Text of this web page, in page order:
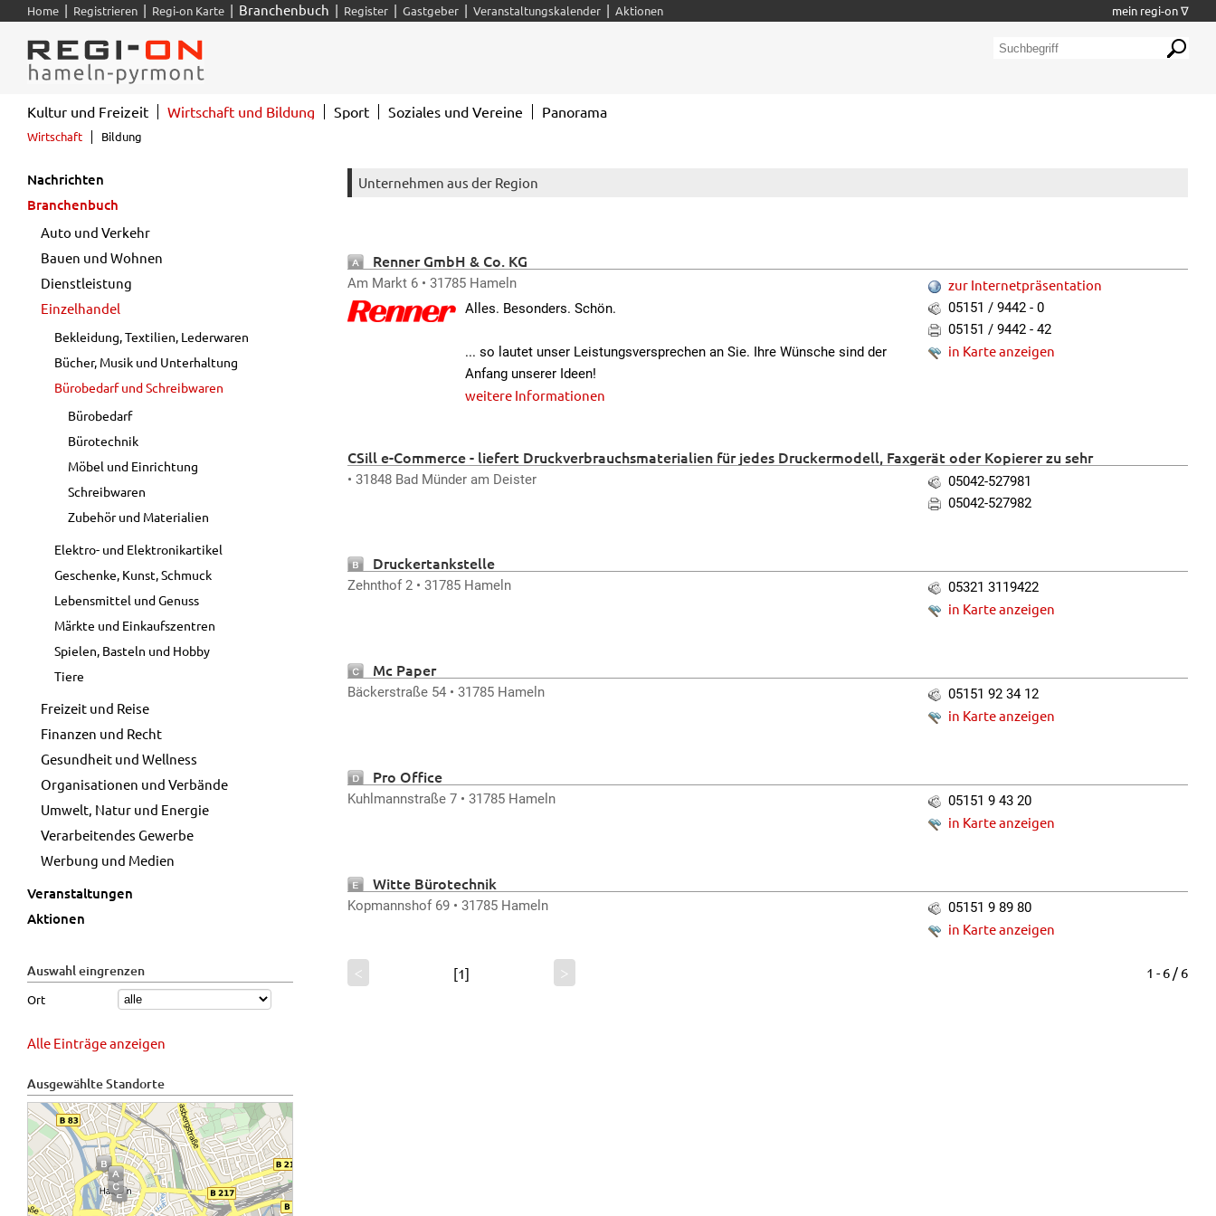
Nachrichten
Branchenbuch
Auto und Verkehr
Bauen und Wohnen
Dienstleistung
Einzelhandel
Bekleidung, Textilien, Lederwaren
Bücher, Musik und Unterhaltung
Bürobedarf und Schreibwaren
Bürobedarf
Bürotechnik
Möbel und Einrichtung
Schreibwaren
Zubehör und Materialien
Elektro- und Elektronikartikel
Geschenke, Kunst, Schmuck
Lebensmittel und Genuss
Märkte und Einkaufszentren
Spielen, Basteln und Hobby
Tiere
Freizeit und Reise
Finanzen und Recht
Gesundheit und Wellness
Organisationen und Verbände
Umwelt, Natur und Energie
Verarbeitendes Gewerbe
Werbung und Medien
Veranstaltungen
Aktionen
Auswahl eingrenzen
Ort
Alle Einträge anzeigen
Ausgewählte Standorte
Unternehmen aus der Region
Renner GmbH & Co. KG
Am Markt 6 • 31785 Hameln
Alles. Besonders. Schön.
... so lautet unser Leistungsversprechen an Sie. Ihre Wünsche sind der
Anfang unserer Ideen!
weitere Informationen
zur Internetpräsentation
05151 / 9442 - 0
05151 / 9442 - 42
in Karte anzeigen
CSill e-Commerce - liefert Druckverbrauchsmaterialien für jedes Druckermodell, Faxgerät oder Kopierer zu sehr
günstigen Preisen. !!! inkl. Onlineshop !!! - www.csill-online.de
• 31848 Bad Münder am Deister
05042-527981
05042-527982
Druckertankstelle
Zehnthof 2 • 31785 Hameln 05321 3119422
in Karte anzeigen
Mc Paper
Bäckerstraße 54 • 31785 Hameln 05151 92 34 12
in Karte anzeigen
Pro Office
Kuhlmannstraße 7 • 31785 Hameln 05151 9 43 20
in Karte anzeigen
Witte Bürotechnik
Kopmannshof 69 • 31785 Hameln 05151 9 89 80
in Karte anzeigen
< [1] > 1 - 6 / 6
Home | Registrieren | Regi-on Karte | Branchenbuch | Register | Gastgeber | Veranstaltungskalender | Aktionen mein regi-on ∇
Kultur und Freizeit Wirtschaft und Bildung
Wirtschaft Bildung
Sport Soziales und Vereine Panorama